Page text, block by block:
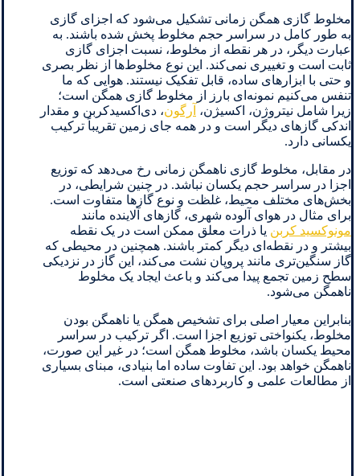
مخلوط گازی همگن زمانی تشکیل می‌شود که اجزای گازی
به طور کامل در سراسر حجم مخلوط پخش شده باشند. به
عبارت دیگر، در هر نقطه از مخلوط، نسبت اجزای گازی
ثابت است و تغییری نمی‌کند. این نوع مخلوط‌ها از نظر بصری
و حتی با ابزارهای ساده، قابل تفکیک نیستند. هوایی که ما
تنفس می‌کنیم نمونه‌ای بارز از مخلوط گازی همگن است؛
زیرا شامل نیتروژن، اکسیژن، آرگون، دی‌اکسیدکربن و مقدار
اندکی گازهای دیگر است و در همه جای زمین تقریباً ترکیب
یکسانی دارد.
در مقابل، مخلوط گازی ناهمگن زمانی رخ می‌دهد که توزیع
اجزا در سراسر حجم یکسان نباشد. در چنین شرایطی، در
بخش‌های مختلف محیط، غلظت و نوع گازها متفاوت است.
برای مثال در هوای آلوده شهری، گازهای آلاینده مانند
مونوکسید کربن یا ذرات معلق ممکن است در یک نقطه
بیشتر و در نقطه‌ای دیگر کمتر باشند. همچنین در محیطی که
گاز سنگین‌تری مانند پروپان نشت می‌کند، این گاز در نزدیکی
سطح زمین تجمع پیدا می‌کند و باعث ایجاد یک مخلوط
ناهمگن می‌شود.
بنابراین معیار اصلی برای تشخیص همگن یا ناهمگن بودن
مخلوط، یکنواختی توزیع اجزا است. اگر ترکیب در سراسر
محیط یکسان باشد، مخلوط همگن است؛ در غیر این صورت،
ناهمگن خواهد بود. این تفاوت ساده اما بنیادی، مبنای بسیاری
از مطالعات علمی و کاربردهای صنعتی است.